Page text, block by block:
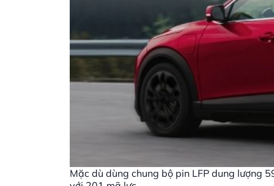
Mặc dù dùng chung bộ pin LFP dung lượng